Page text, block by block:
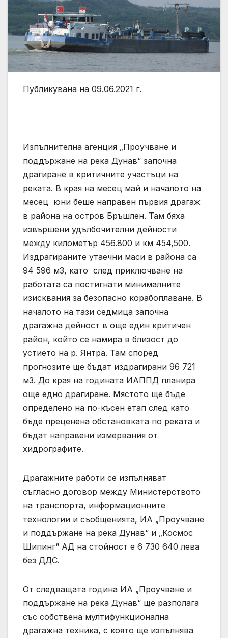
Публикувана на 09.06.2021 г.
Изпълнителна агенция „Проучване и
поддържане на река Дунав“ започна
драгиране в критичните участъци на
реката. В края на месец май и началото на
месец юни беше направен първия драгаж
в района на остров Бръшлен. Там бяха
извършени удълбочителни дейности
между километър 456.800 и км 454,500.
Издрагираните утаечни маси в района са
94 596 м3, като след приключване на
работата са постигнати минималните
изисквания за безопасно корабоплаване. В
началото на тази седмица започна
драгажна дейност в още един критичен
район, който се намира в близост до
устието на р. Янтра. Там според
прогнозите ще бъдат издрагирани 96 721
м3. До края на годината ИАППД планира
още едно драгиране. Мястото ще бъде
определено на по-късен етап след като
бъде преценена обстановката по реката и
бъдат направени измервания от
хидрографите.
Драгажните работи се изпълняват
съгласно договор между Министерството
на транспорта, информационните
технологии и съобщенията, ИА „Проучване
и поддържане на река Дунав“ и „Космос
Шипинг“ АД на стойност е 6 730 640 лева
без ДДС.
От следващата година ИА „Проучване и
поддържане на река Дунав“ ще разполага
със собствена мултифункционална
драгажна техника, с която ще изпълнява